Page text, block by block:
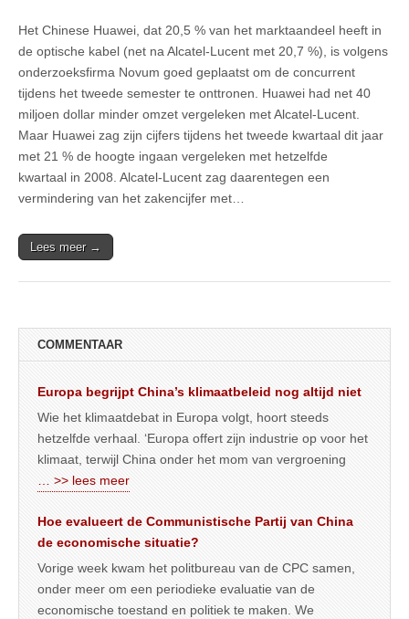
Het Chinese Huawei, dat 20,5 % van het marktaandeel heeft in
de optische kabel (net na Alcatel-Lucent met 20,7 %), is volgens
onderzoeksfirma Novum goed geplaatst om de concurrent
tijdens het tweede semester te onttronen. Huawei had net 40
miljoen dollar minder omzet vergeleken met Alcatel-Lucent.
Maar Huawei zag zijn cijfers tijdens het tweede kwartaal dit jaar
met 21 % de hoogte ingaan vergeleken met hetzelfde
kwartaal in 2008. Alcatel-Lucent zag daarentegen een
vermindering van het zakencijfer met…
Lees meer →
COMMENTAAR
Europa begrijpt China’s klimaatbeleid nog altijd niet
Wie het klimaatdebat in Europa volgt, hoort steeds
hetzelfde verhaal. ‘Europa offert zijn industrie op voor het
klimaat, terwijl China onder het mom van vergroening
… >> lees meer
Hoe evalueert de Communistische Partij van China
de economische situatie?
Vorige week kwam het politbureau van de CPC samen,
onder meer om een periodieke evaluatie van de
economische toestand en politiek te maken. We